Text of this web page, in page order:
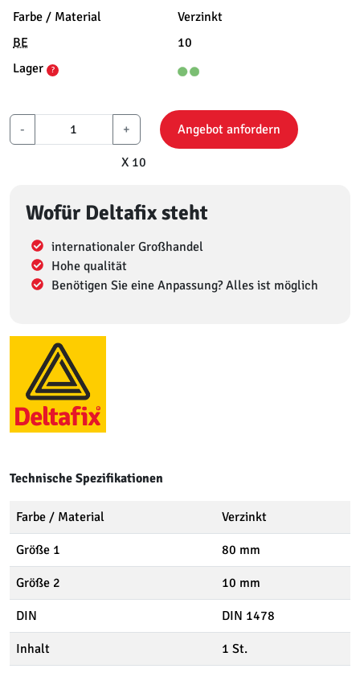
Farbe / Material
Verzinkt
BE
10
Lager
?
- +
X 10
Angebot anfordern
Wofür Deltafix steht
internationaler Großhandel
Hohe qualität
Benötigen Sie eine Anpassung? Alles ist möglich
Technische Spezifikationen
Farbe / Material Verzinkt
Größe 1 80 mm
Größe 2 10 mm
DIN DIN 1478
Inhalt 1 St.